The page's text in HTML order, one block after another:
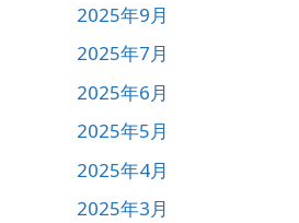
2025年9月
2025年7月
2025年6月
2025年5月
2025年4月
2025年3月